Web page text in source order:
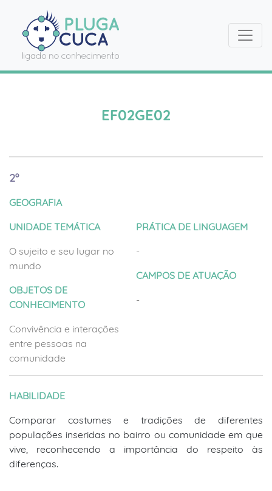
EF02GE02
2º
GEOGRAFIA
UNIDADE TEMÁTICA
O sujeito e seu lugar no
mundo
OBJETOS DE
CONHECIMENTO
Convivência e interações
entre pessoas na
comunidade
PRÁTICA DE LINGUAGEM
-
CAMPOS DE ATUAÇÃO
-
HABILIDADE
Comparar costumes e tradições de diferentes
populações inseridas no bairro ou comunidade em que
vive, reconhecendo a importância do respeito às
diferenças.